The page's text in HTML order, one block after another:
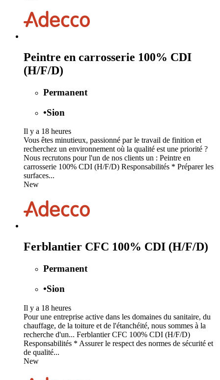
Peintre en carrosserie 100% CDI
(H/F/D)
Permanent
•Sion
Il y a 18 heures
Vous êtes minutieux, passionné par le travail de finition et
recherchez un environnement où la qualité est une priorité ?
Nous recrutons pour l'un de nos clients un : Peintre en
carrosserie 100% CDI (H/F/D) Responsabilités * Préparer les
surfaces...
New
Ferblantier CFC 100% CDI (H/F/D)
Permanent
•Sion
Il y a 18 heures
Pour une entreprise active dans les domaines du sanitaire, du
chauffage, de la toiture et de l'étanchéité, nous sommes à la
recherche d'un... Ferblantier CFC 100% CDI (H/F/D)
Responsabilités * Assurer le respect des normes de sécurité et
de qualité...
New